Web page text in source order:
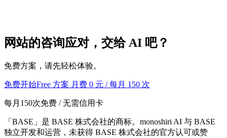
网站的咨询应对，交给 AI 吧？
免费方案，请先轻松体验。
免费开始Free 方案 月费 0 元 / 每月 150 次
每月150次免费 / 无需信用卡
「BASE」是 BASE 株式会社的商标。monoshiri AI 与 BASE
独立开发和运营，未获得 BASE 株式会社的官方认可或赞